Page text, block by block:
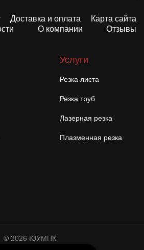
Доставка и оплата
Карта сайта
О компании Отзывы
Услуги
Резка листа
Резка труб
Лазерная резка
Плазменная резка
© 2026 ЮУМПК